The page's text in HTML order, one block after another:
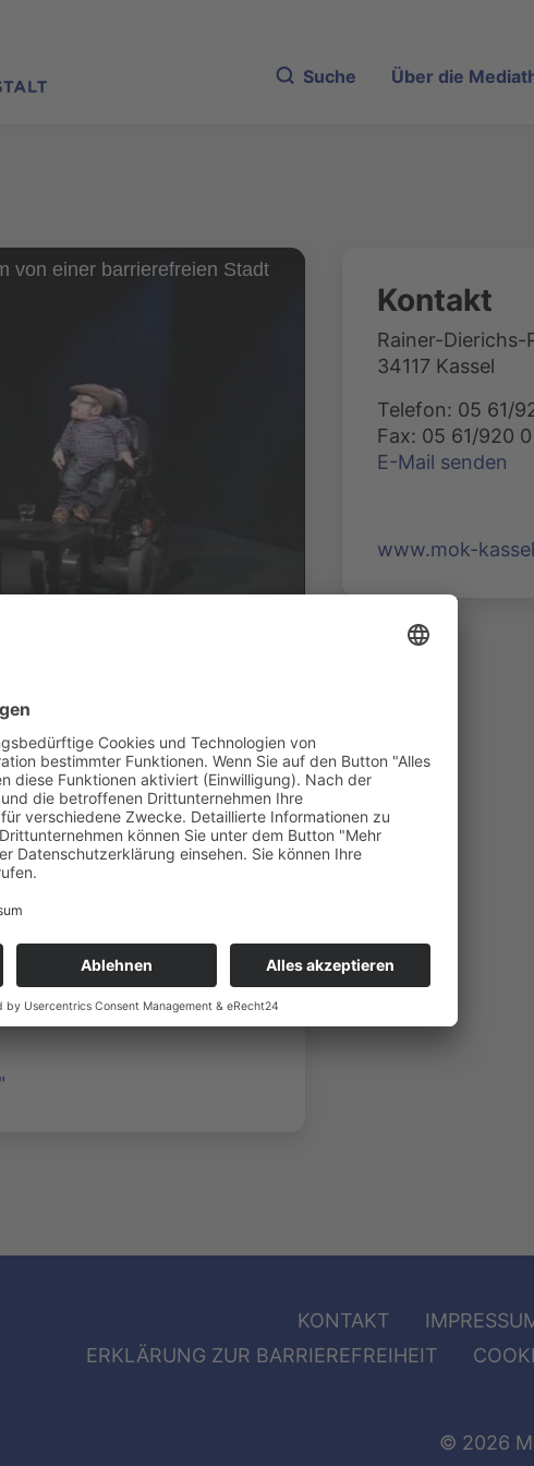
Suche Über die
von einer barrierefreien Stadt
Traum
Theele (OK Fulda) |
Kontakt
Rainer-Dierichs-
34117 Kassel
Telefon: 05 61/
Fax: 05 61/920
E-Mail senden
www.mok-
KONTAKT
ERKLÄRUNG ZUR BARRIEREFREIHEIT
© 2026